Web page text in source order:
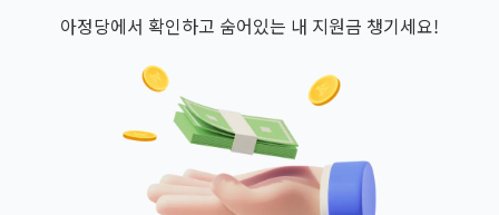
아정당에서 확인하고 숨어있는 내 지원금 챙기세요!